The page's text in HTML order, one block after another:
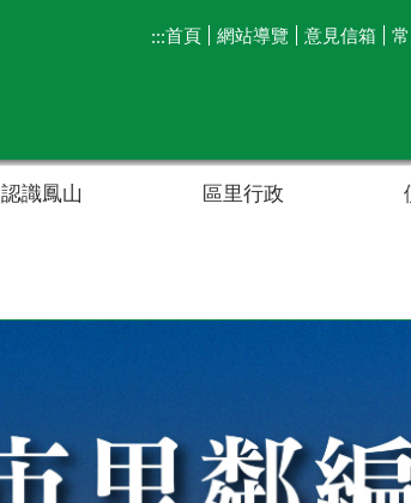
:::首頁 網站導覽 意見信箱
認識鳳山 區里行政